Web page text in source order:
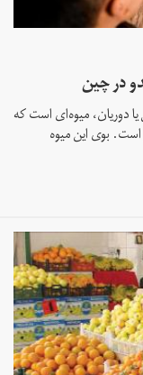
در چین
دوریان، میوه‌ای است که
بوی این میوه